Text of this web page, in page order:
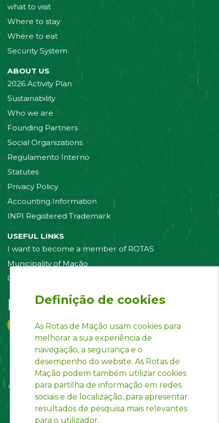
what to visit
Where to stay
Where to eat
Security System
ABOUT US
2026 Activity Plan
Sustainability
Who we are
Founding Partners
Social Organizations
Regulamento Interno
Statutes
Privacy Policy
Accounting Information
INPI Registered Trademark
USEFUL LINKS
I want to become a member of ROTAS
Municipality of Mação
Contact us
Follow us on:
Definição de cookies
As Rotas de Mação usam cookies para
melhorar a sua experiência de
navegação, a segurança e o
desempenho do website. As Rotas de
Mação podem também utilizar cookies
para partilha de informação em redes
sociais e de localização, para apresentar
resultados de pesquisa mais relevantes
para o utilizador.